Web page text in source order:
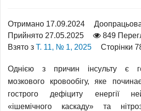
Отримано 17.09.2024
Прийнято 27.05.2025
849
Взято з Т. 11, № 1, 2025 Сторінки
Однією з причин інсульту є
мозкового кровообігу, яке
гострого дефіциту енергії
«ішемічного каскаду» та